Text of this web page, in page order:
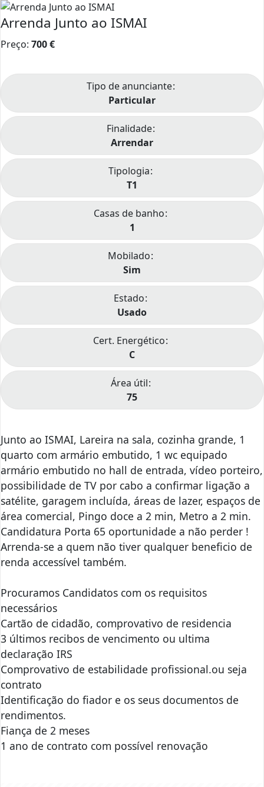
Arrenda Junto ao ISMAI
Preço: 700€
Tipo de anunciante
Particular
Finalidade
Arrendar
Tipologia
T1
Casas de banho
1
Mobilado
Sim
Estado
Usado
Cert. Energético
C
Área útil
75
Junto ao ISMAI, Lareira na sala, cozinha grande, 1
quarto com armário embutido, 1 wc equipado
armário embutido no hall de entrada, vídeo porteiro,
possibilidade de TV por cabo a confirmar ligação a
satélite, garagem incluída, áreas de lazer, espaços de
área comercial, Pingo doce a 2 min, Metro a 2 min.
Candidatura Porta 65 oportunidade a não perder !
Arrenda-se a quem não tiver qualquer beneficio de
renda accessível também.
Procuramos Candidatos com os requisitos
necessários
Cartão de cidadão, comprovativo de residencia
3 últimos recibos de vencimento ou ultima
declaração IRS
Comprovativo de estabilidade profissional.ou seja
contrato
Identificação do fiador e os seus documentos de
rendimentos.
Fiança de 2 meses
1 ano de contrato com possível renovação